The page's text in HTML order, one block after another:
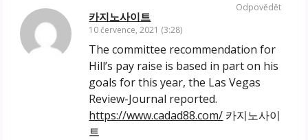
카지노사이트
10 července, 2021 (3:28)
The committee recommendation for
Hill’s pay raise is based in part on his
goals for this year, the Las Vegas
Review-Journal reported.
https://www.cadad88.com/ 카지노사이
트
Odpovědět